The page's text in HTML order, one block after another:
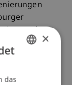
Amsterdam
als
×
das